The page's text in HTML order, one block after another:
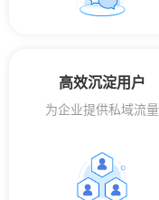
高效沉淀用户
为企业提供私域流量